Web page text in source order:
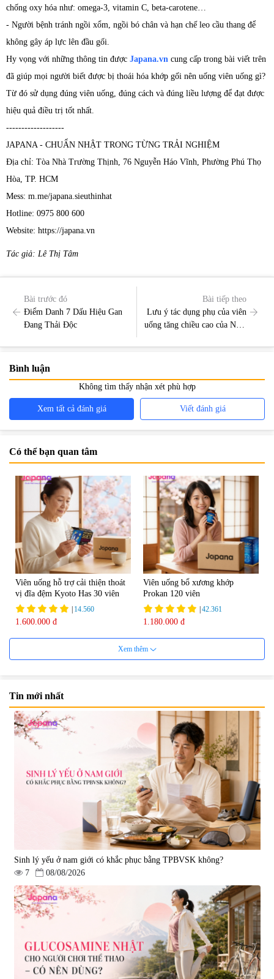
chống oxy hóa như: omega-3, vitamin C, beta-carotene…
- Người bệnh tránh ngồi xổm, ngồi bó chân và hạn chế leo cầu thang để
không gây áp lực lên đầu gối.
Hy vọng với những thông tin được Japana.vn cung cấp trong bài viết trên
đã giúp mọi người biết được bị thoái hóa khớp gối nên uống viên uống gì?
Từ đó sử dụng đúng viên uống, đúng cách và đúng liều lượng để đạt được
hiệu quả điều trị tốt nhất.
-------------------
JAPANA - CHUẨN NHẬT TRONG TỪNG TRẢI NGHIỆM
Địa chỉ: Tòa Nhà Trường Thịnh, 76 Nguyễn Háo Vĩnh, Phường Phú Thọ
Hòa, TP. HCM
Mess: m.me/japana.sieuthinhat
Hotline: 0975 800 600
Website: https://japana.vn
Tác giả: Lê Thị Tâm
Bài trước đó
Điểm Danh 7 Dấu Hiệu Gan
Đang Thải Độc
Bài tiếp theo
Lưu ý tác dụng phụ của viên
uống tăng chiều cao của Nhật
Bình luận
Không tìm thấy nhận xét phù hợp
Xem tất cả đánh giá Viết đánh giá
Có thể bạn quan tâm
Viên uống hỗ trợ cải thiện thoát
vị đĩa đệm Kyoto Has 30 viên
| 14.560
1.600.000 đ
Viên uống bổ xương khớp
Prokan 120 viên
|42.361
1.180.000 đ
Viên uống hỗ trợ Gout Ribeto
73.520
1.500.000 đ
Viên uống hỗ trợ xương khớp
Kendai Glucosamine Hộp 180
viên
|9.280
690.000 đ
Viên uống hỗ trợ xương khớp
Super Glucosamine DX Hokoen
980.000 đ
Viên uống hỗ trợ xương khớp
Yoro Factory Kyoto Has 50EX
Plus 30 viên
|0
2.380.000 đ
Xem thêm
Tin mới nhất
Sinh lý yếu ở nam giới có khắc phục bằng TPBVSK không?
7
08/08/2026